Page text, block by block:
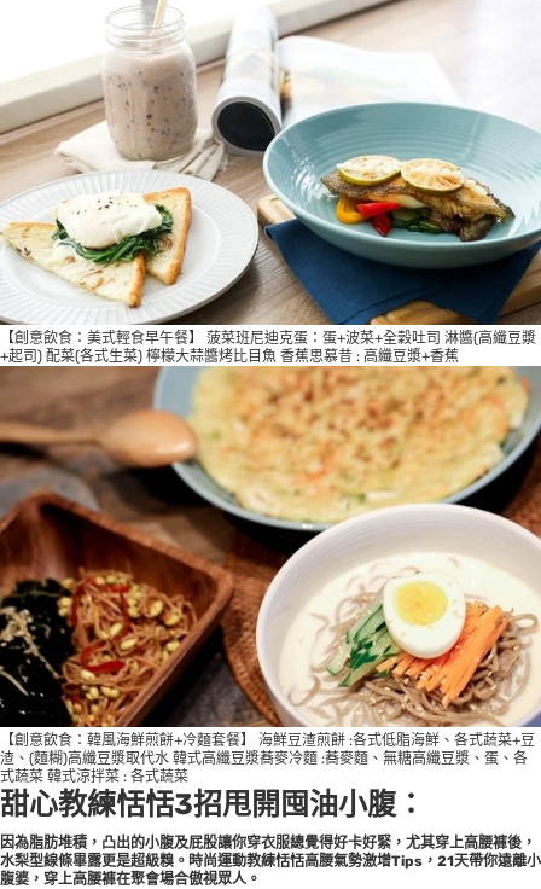
【創意飲食：美式輕食早午餐】 菠菜班尼迪克蛋：蛋+波菜+全穀吐司 淋醬(高纖豆漿
+起司) 配菜(各式生菜) 檸檬大蒜醬烤比目魚 香蕉思慕昔 : 高纖豆漿+香蕉
【創意飲食：韓風海鮮煎餅+冷麵套餐】 海鮮豆渣煎餅 :各式低脂海鮮、各式蔬菜+豆
渣、(麵糊)高纖豆漿取代水 韓式高纖豆漿蕎麥冷麵 :蕎麥麵、無糖高纖豆漿、蛋、各
式蔬菜 韓式涼拌菜 : 各式蔬菜
甜心教練恬恬3招甩開囤油小腹：
因為脂肪堆積，凸出的小腹及屁股讓你穿衣服總覺得好卡好緊，尤其穿上高腰褲後，
水梨型線條畢露更是超級糗。時尚運動教練恬恬高腰氣勢激增Tips，21天帶你遠離小
腹婆，穿上高腰褲在聚會場合傲視眾人。